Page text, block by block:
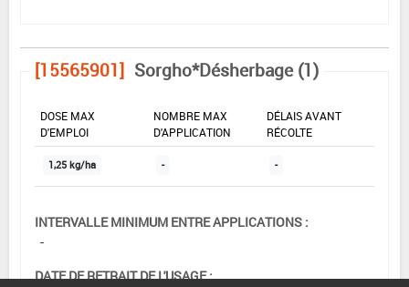
[15565901] Sorgho*Désherbage (1)
DOSE MAX
D'EMPLOI
NOMBRE MAX
D'APPLICATION
DÉLAIS AVANT
RÉCOLTE
1,25 kg/ha - -
INTERVALLE MINIMUM ENTRE APPLICATIONS :
-
DATE DE RETRAIT DE L'USAGE :